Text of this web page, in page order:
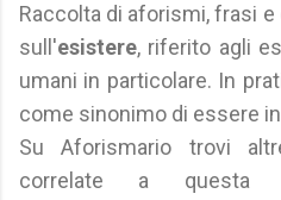
Raccolta di aforismi, frasi
sull'esistere, riferito agli
umani in particolare. In
come sinonimo di essere
Su Aforismario trovi
correlate a questa